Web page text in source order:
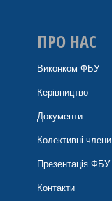
ПРО НАС
Виконком ФБУ
Керівництво
Документи
Колективні члени
Презентація ФБУ
Контакти